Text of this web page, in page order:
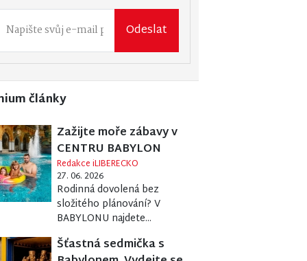
Odeslat
články
Zažijte moře zábavy v
CENTRU BABYLON
Redakce iLIBERECKO
27. 06. 2026
Rodinná dovolená bez
složitého plánování? V
BABYLONU najdete...
Šťastná sedmička s